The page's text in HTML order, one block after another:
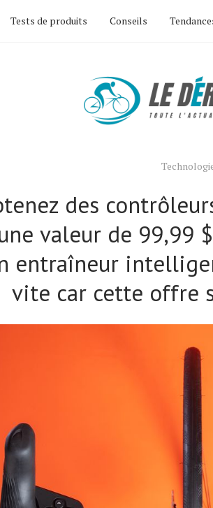
Tests de produits Conseils
des
valeur de 99,99
entraîneur
vite car cette offre